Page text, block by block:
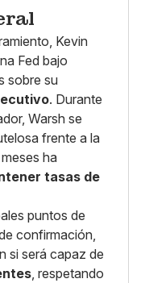
Kevin
Fed bajo
sobre su
. Durante
Warsh se
frente a la
ha
tasas de
puntos de
confirmación,
si será capaz de
, respetando